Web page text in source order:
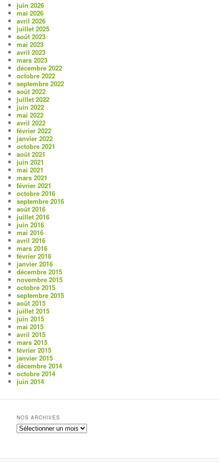
juin 2026
mai 2026
avril 2026
juillet 2025
août 2023
mai 2023
avril 2023
mars 2023
décembre 2022
octobre 2022
septembre 2022
août 2022
juillet 2022
juin 2022
mai 2022
avril 2022
février 2022
janvier 2022
octobre 2021
août 2021
juin 2021
mai 2021
mars 2021
février 2021
octobre 2016
septembre 2016
août 2016
juillet 2016
juin 2016
mai 2016
avril 2016
mars 2016
février 2016
janvier 2016
décembre 2015
novembre 2015
octobre 2015
septembre 2015
août 2015
juillet 2015
juin 2015
mai 2015
avril 2015
mars 2015
février 2015
janvier 2015
décembre 2014
octobre 2014
juin 2014
NOS ARCHIVES
Nos
archives